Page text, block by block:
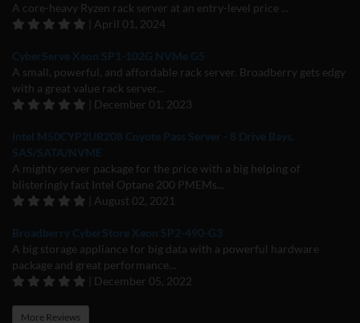
A core-heavy Ryzen rack server at an entry-level price ...
| April 01, 2024
CyberServe Xeon SP1-102G NVMe G5
A small, powerful, and affordable rack server. Broadberry gets edgy
with a great value rack server...
| December 01, 2023
Intel M50CYP2UR208 Coyote Pass Server - 8 Drive Bays.
SAS/SATA/NVME
A mighty server package for the price with a big helping of
blisteringly fast Intel Optane 200 PMEMs...
| August 02, 2021
Broadberry CyberStore Xeon SP2-490-G3
A big storage appliance for big data with a powerful hardware
package and great performance...
| December 05, 2022
More Reviews